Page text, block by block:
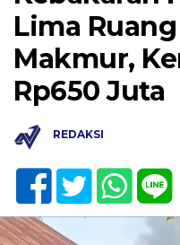
Lima
Makmur,
Rp650 Juta
REDAKSI